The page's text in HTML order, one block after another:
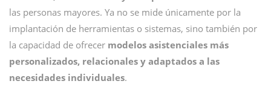
las personas mayores. Ya no se mide únicamente por la
implantación de herramientas o sistemas, sino también por
la capacidad de ofrecer modelos asistenciales más
personalizados, relacionales y adaptados a las
necesidades individuales.